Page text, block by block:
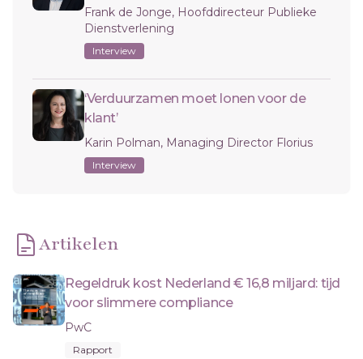
Frank de Jonge, Hoofddirecteur Publieke
Dienstverlening
Interview
‘Verduurzamen moet lonen voor de
klant’
Karin Polman, Managing Director Florius
Interview
Artikelen
Regeldruk kost Nederland € 16,8 miljard: tijd
voor slimmere compliance
PwC
Rapport